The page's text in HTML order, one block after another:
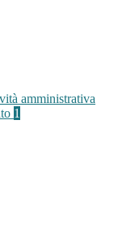
amministrativa
1